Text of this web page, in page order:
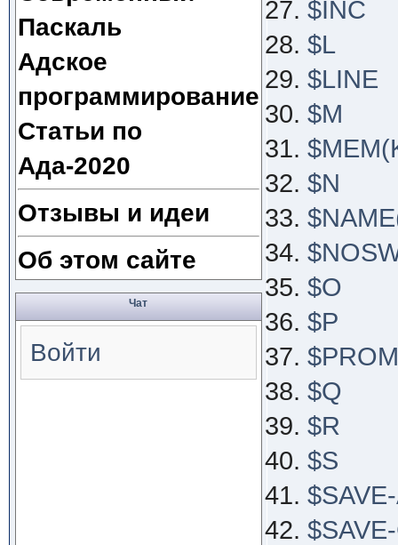
Паскаль
Адское
программирование
Статьи по
Ада-2020
Отзывы и идеи
Об этом сайте
Чат
Войти
$INC
$L
$LINE
$M
$N
$O
$P
$Q
$R
$S